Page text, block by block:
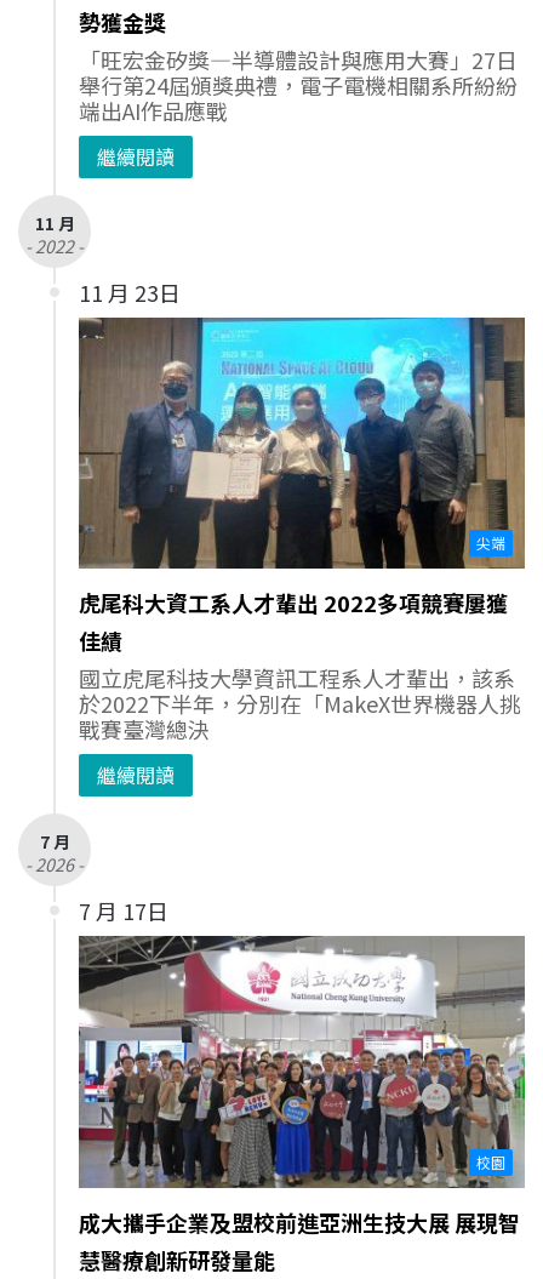
勢獲金獎
「旺宏金矽獎—半導體設計與應用大賽」27日
舉行第24屆頒獎典禮，電子電機相關系所紛紛
端出AI作品應戰
繼續閱讀
11 月
- 2022 -
11 月 23日
尖端
虎尾科大資工系人才輩出 2022多項競賽屢獲
佳績
國立虎尾科技大學資訊工程系人才輩出，該系
於2022下半年，分別在「MakeX世界機器人挑
戰賽臺灣總決
繼續閱讀
7 月
- 2026 -
7 月 17日
校園
成大攜手企業及盟校前進亞洲生技大展 展現智
慧醫療創新研發量能